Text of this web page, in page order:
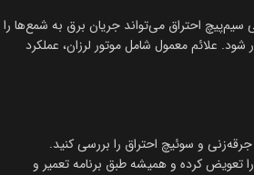
سیم‌پیچ احتراق می‌تواند جریان برق به شمع‌ها را
علائم معمول شامل موتور لرزان، عملکرد
و سوئیچ احتراق را بررسی کنید.
تعویض کرده و همیشه طبق برنامه تعمیر و